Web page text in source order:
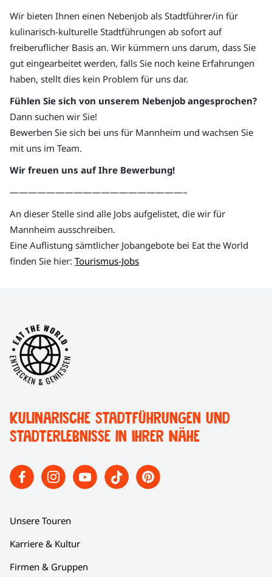
Wir bieten Ihnen einen Nebenjob als Stadtführer/in für
kulinarisch-kulturelle Stadtführungen ab sofort auf
freiberuflicher Basis an. Wir kümmern uns darum, dass Sie
gut eingearbeitet werden, falls Sie noch keine Erfahrungen
haben, stellt dies kein Problem für uns dar.
Fühlen Sie sich von unserem Nebenjob angesprochen?
Dann suchen wir Sie!
Bewerben Sie sich bei uns für Mannheim und wachsen Sie
mit uns im Team.
Wir freuen uns auf Ihre Bewerbung!
———————————————————–
An dieser Stelle sind alle Jobs aufgelistet, die wir für
Mannheim ausschreiben.
Eine Auflistung sämtlicher Jobangebote bei Eat the World
finden Sie hier: Tourismus-Jobs
Kulinarische Stadtführungen und
Stadterlebnisse in Ihrer Nähe
Unsere Touren
Karriere & Kultur
Firmen & Gruppen